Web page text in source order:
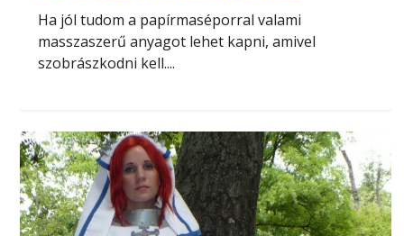
Ha jól tudom a papírmaséporral valami
masszaszerű anyagot lehet kapni, amivel
szobrászkodni kell....